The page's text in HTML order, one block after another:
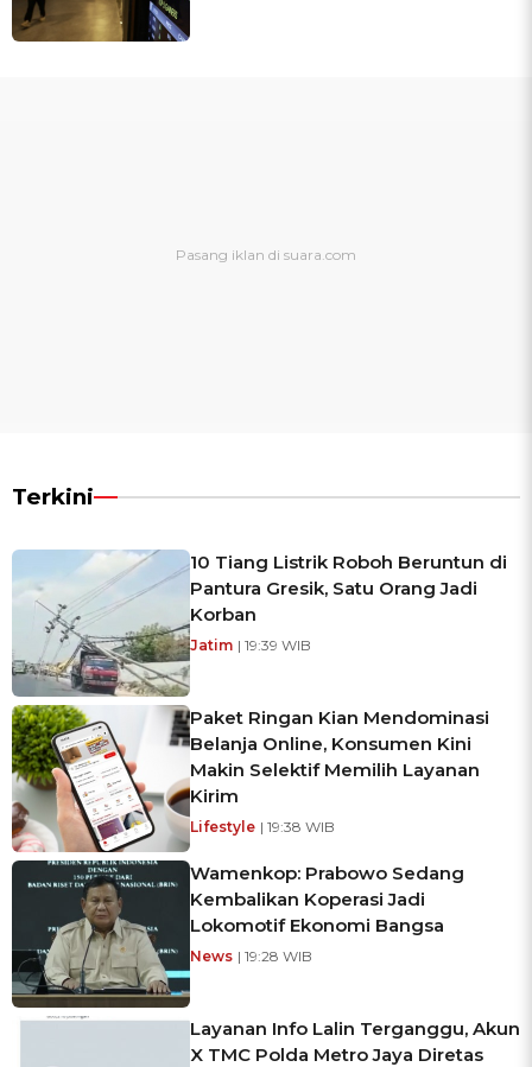
Terkini
10 Tiang Listrik Roboh Beruntun di
Pantura Gresik, Satu Orang Jadi
Korban
Jatim | 19:39 WIB
Paket Ringan Kian Mendominasi
Belanja Online, Konsumen Kini
Makin Selektif Memilih Layanan
Kirim
Lifestyle | 19:38 WIB
Wamenkop: Prabowo Sedang
Kembalikan Koperasi Jadi
Lokomotif Ekonomi Bangsa
News | 19:28 WIB
Layanan Info Lalin Terganggu, Akun
X TMC Polda Metro Jaya Diretas